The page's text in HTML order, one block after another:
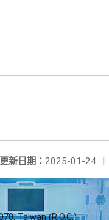
新日期： 2025-01-24 |
Taiwan (R.O.C.)